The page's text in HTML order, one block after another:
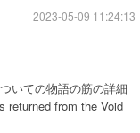
2023-05-09 11:24:13
いての物語の筋の詳細
returned from the Void